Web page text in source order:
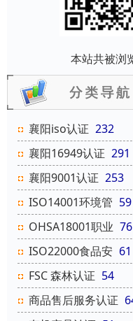
本站共被浏
襄阳iso认证 232
襄阳16949认证 291
襄阳9001认证 253
ISO14001环境管 59
OHSA18001职业 76
ISO22000食品安 61
FSC 森林认证 54
商品售后服务认证